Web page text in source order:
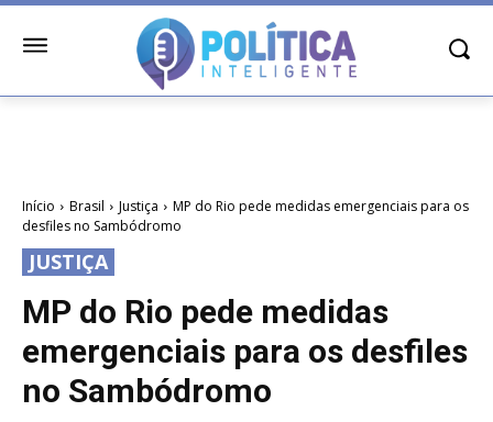
Início Brasil Justiça
MP do Rio pede medidas emergenciais para os
desfiles no Sambódromo
JUSTIÇA
MP do Rio pede medidas
emergenciais para os desfiles
no Sambódromo